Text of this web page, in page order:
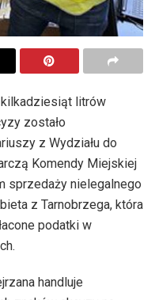
litrów
zostało
z Wydziału do
Komendy Miejskiej
sprzedaży nielegalnego
z Tarnobrzega, która
podatki w
handluje